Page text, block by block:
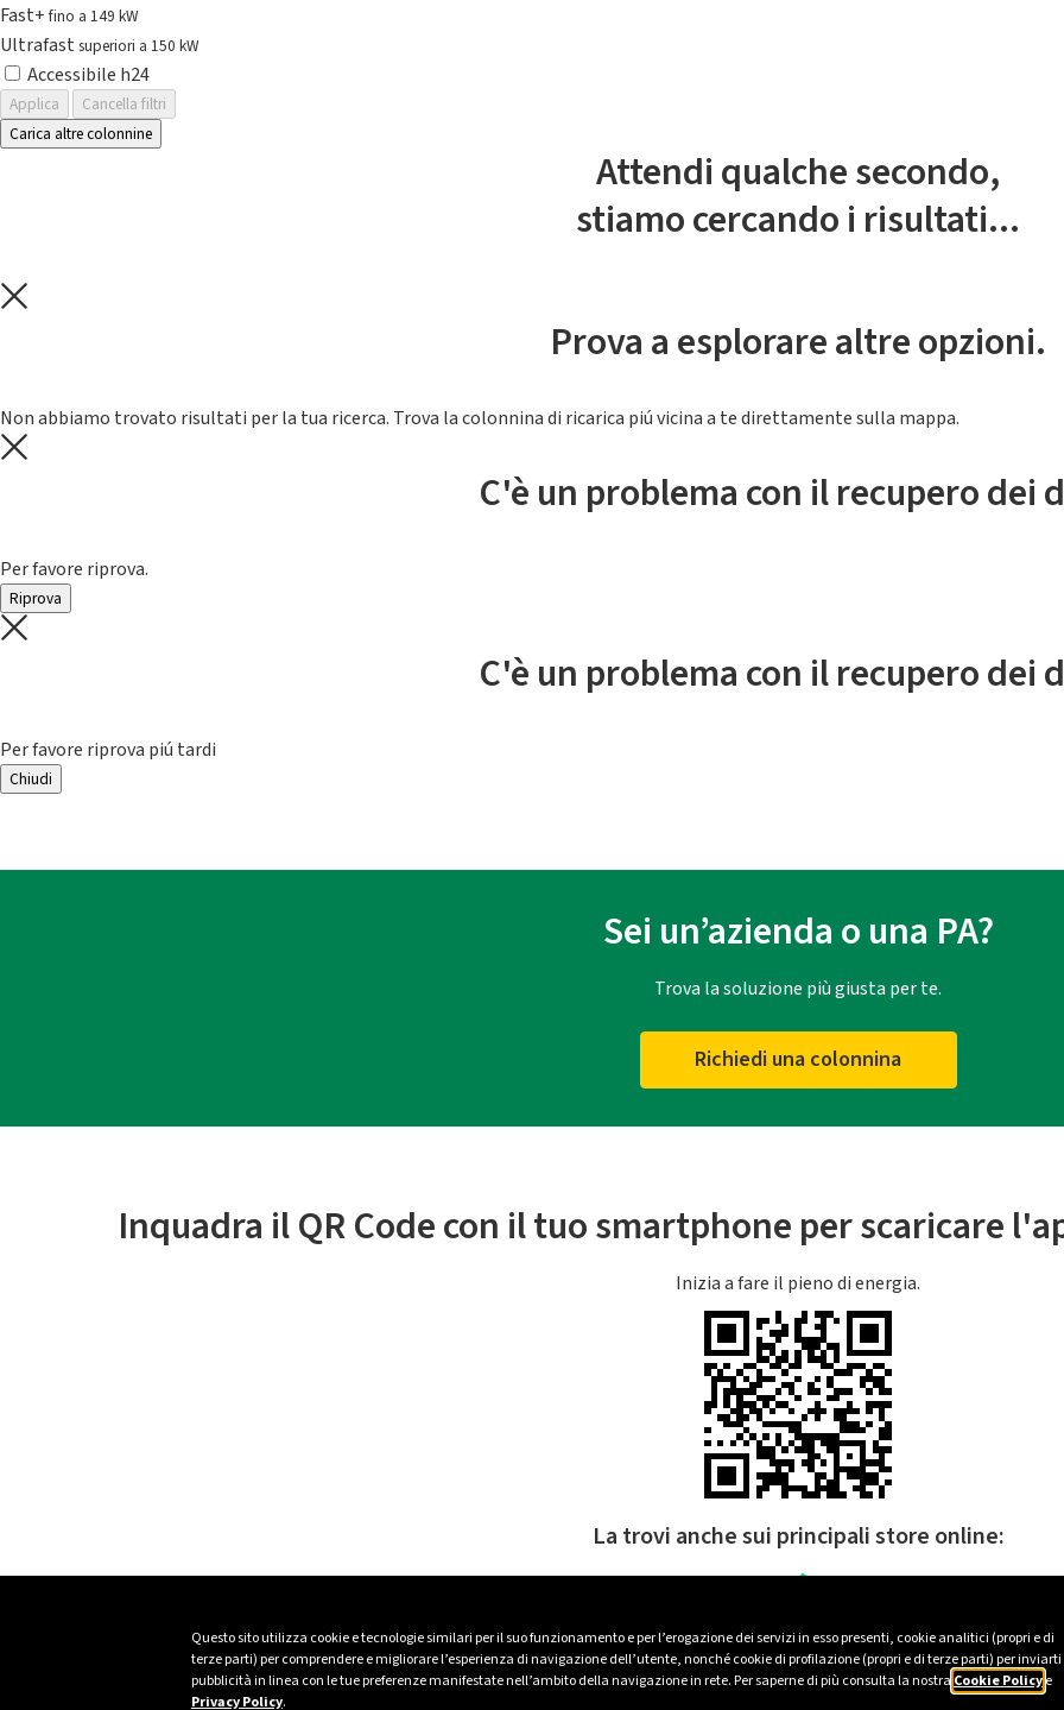
Questo sito utilizza cookie e tecnologie similari per il suo funzionamento e per l’erogazione dei servizi in esso presenti, cookie analitici (propri e di
terze parti) per comprendere e migliorare l’esperienza di navigazione dell’utente, nonché cookie di profilazione (propri e di terze parti) per inviarti
pubblicità in linea con le tue preferenze manifestate nell’ambito della navigazione in rete. Per saperne di più consulta la nostra Cookie Policye
Privacy Policy.
Fast+fino a 149 kW
Ultrafast superiori a 150 kW
Accessibile h24
Applica
Cancella filtri
Carica altre colonnine
Attendi qualche secondo,
stiamo cercando i risultati...
Prova a esplorare altre opzioni.
Non abbiamo trovato risultati per la tua ricerca. Trova la colonnina di ricarica piú vicina a te direttamente sulla mappa.
C'è un problema con il recupero dei
Per favore riprova.
Riprova
C'è un problema con il recupero dei
Per favore riprova piú tardi
Chiudi
Sei un’azienda o una PA?
Trova la soluzione più giusta per te.
Richiedi una colonnina
Inquadra il QR Code con il tuo smartphone per scaricare
Inizia a fare il pieno di energia.
La trovi anche sui principali store online: